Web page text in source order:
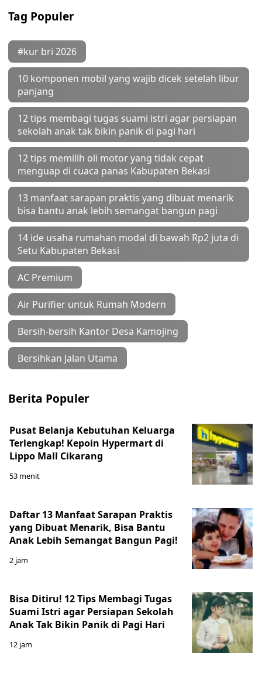
Tag Populer
#kur bri 2026
10 komponen mobil yang wajib dicek setelah libur
panjang
12 tips membagi tugas suami istri agar persiapan
sekolah anak tak bikin panik di pagi hari
12 tips memilih oli motor yang tidak cepat
menguap di cuaca panas Kabupaten Bekasi
13 manfaat sarapan praktis yang dibuat menarik
bisa bantu anak lebih semangat bangun pagi
14 ide usaha rumahan modal di bawah Rp2 juta di
Setu Kabupaten Bekasi
AC Premium
Air Purifier untuk Rumah Modern
Bersih-bersih Kantor Desa Kamojing
Bersihkan Jalan Utama
Berita Populer
Pusat Belanja Kebutuhan Keluarga
Terlengkap! Kepoin Hypermart di
Lippo Mall Cikarang
53 menit
Daftar 13 Manfaat Sarapan Praktis
yang Dibuat Menarik, Bisa Bantu
Anak Lebih Semangat Bangun Pagi!
2 jam
Bisa Ditiru! 12 Tips Membagi Tugas
Suami Istri agar Persiapan Sekolah
Anak Tak Bikin Panik di Pagi Hari
12 jam